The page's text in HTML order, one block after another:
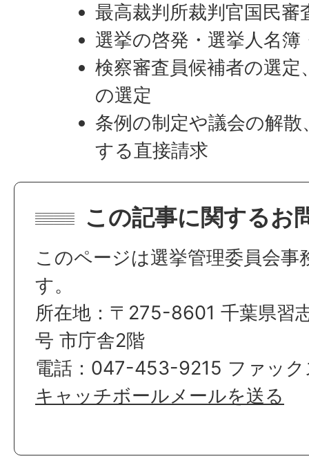
最高裁判所裁判官国民審
選挙の啓発・選挙人名簿
検察審査員候補者の選定
の選定
条例の制定や議会の解
する直接請求
この記事に関するお
このページは選挙管理委員会
す。
所在地：〒275-8601 千葉県習
号 市庁舎2階
電話：047-453-9215 ファッ
キャッチボールメールを送る